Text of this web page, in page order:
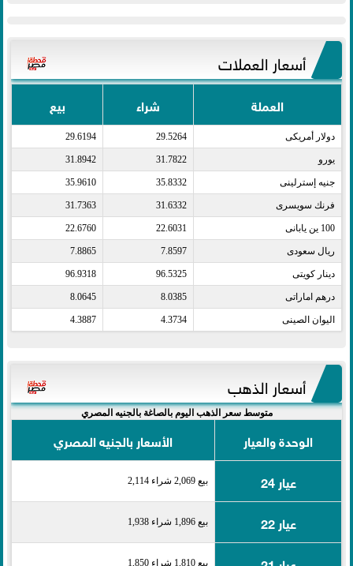
أسعار العملات
العملة شراء بيع
دولار أمريكى​ 29.5264
29.6194
يورو​ 31.7822
31.8942
جنيه إسترلينى​ 35.8332
35.9610
فرنك سويسرى​ 31.6332
31.7363
100 ين يابانى​ 22.6031
22.6760
ريال سعودى​ 7.8597
7.8865
دينار كويتى​ 96.5325
96.9318
درهم اماراتى​ 8.0385
8.0645
اليوان الصينى​ 4.3734
4.3887
أسعار الذهب
متوسط سعر الذهب اليوم بالصاغة بالجنيه المصري
الوحدة والعيار
الأسعار بالجنيه المصري
عيار 24
بيع 2,069 شراء 2,114
عيار 22 بيع 1,896 شراء 1,938
بيع 1,810 شراء 1,850